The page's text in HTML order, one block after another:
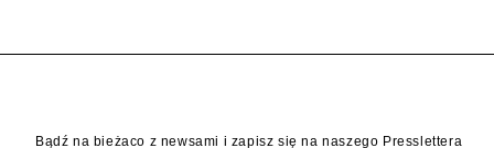
Bądź na bieżaco z newsami i zapisz się na naszego Presslettera